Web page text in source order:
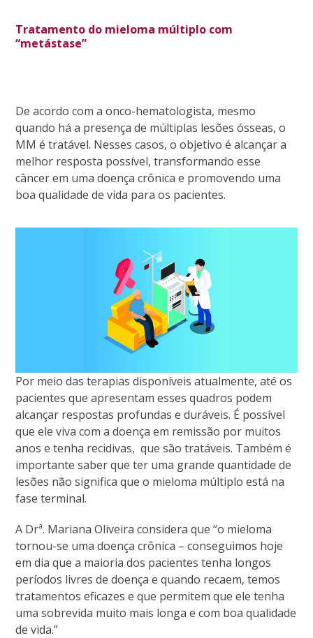
Tratamento do mieloma múltiplo com
“metástase”
De acordo com a onco-hematologista, mesmo
quando há a presença de múltiplas lesões ósseas, o
MM é tratável. Nesses casos, o objetivo é alcançar a
melhor resposta possível, transformando esse
câncer em uma doença crônica e promovendo uma
boa qualidade de vida para os pacientes.
Por meio das terapias disponíveis atualmente, até os
pacientes que apresentam esses quadros podem
alcançar respostas profundas e duráveis. É possível
que ele viva com a doença em remissão por muitos
anos e tenha recidivas, que são tratáveis. Também é
importante saber que ter uma grande quantidade de
lesões não significa que o mieloma múltiplo está na
fase terminal.
A Drª. Mariana Oliveira considera que “o mieloma
tornou-se uma doença crônica – conseguimos hoje
em dia que a maioria dos pacientes tenha longos
períodos livres de doença e quando recaem, temos
tratamentos eficazes e que permitem que ele tenha
uma sobrevida muito mais longa e com boa qualidade
de vida.”